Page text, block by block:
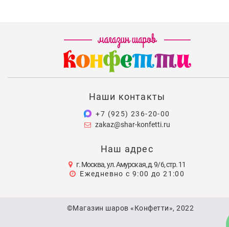
Наши контакты
+7 (925) 236-20-00
zakaz@shar-konfetti.ru
Наш адрес
г. Москва, ул. Амурская, д. 9/6, стр. 11
Ежедневно с 9:00 до 21:00
©Магазин шаров «Конфетти», 2022